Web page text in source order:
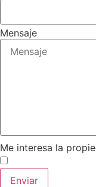
Mensaje
Me interesa la
Enviar